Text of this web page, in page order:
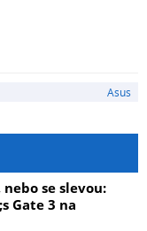
Asus
se slevou:
Gate 3 na